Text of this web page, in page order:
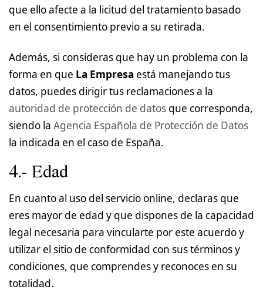
que ello afecte a la licitud del tratamiento basado
en el consentimiento previo a su retirada.
Además, si consideras que hay un problema con la
forma en que La Empresa está manejando tus
datos, puedes dirigir tus reclamaciones a la
autoridad de protección de datos que corresponda,
siendo la Agencia Española de Protección de Datos
la indicada en el caso de España.
4.- Edad
En cuanto al uso del servicio online, declaras que
eres mayor de edad y que dispones de la capacidad
legal necesaria para vincularte por este acuerdo y
utilizar el sitio de conformidad con sus términos y
condiciones, que comprendes y reconoces en su
totalidad.